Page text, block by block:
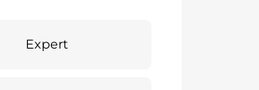
Expert